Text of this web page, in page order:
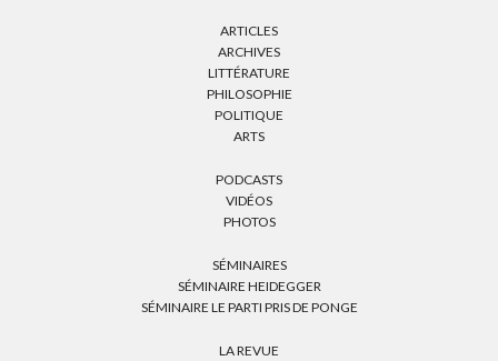
ARTICLES
ARCHIVES
LITTÉRATURE
PHILOSOPHIE
POLITIQUE
ARTS
PODCASTS
VIDÉOS
PHOTOS
SÉMINAIRES
SÉMINAIRE HEIDEGGER
SÉMINAIRE LE PARTI PRIS DE PONGE
LA REVUE